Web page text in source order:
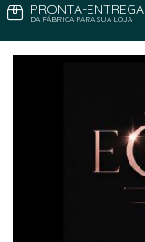
PRONTA-ENTREGA
DA FÁBRICA PARA SUA LOJA